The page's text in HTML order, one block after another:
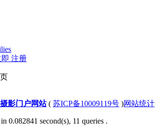
即 注册
影门户网站( 苏ICP备10009119号 )网站统计
in 0.082841 second(s), 11 queries .